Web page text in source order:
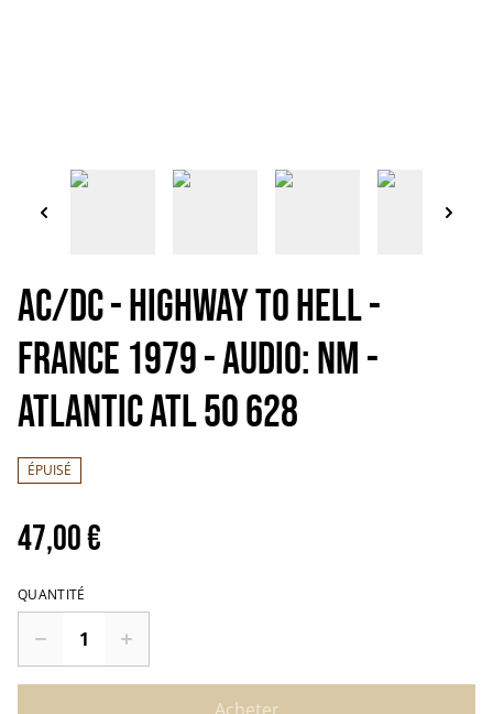
AC/DC - Highway to hell -
France 1979 - Audio: NM -
ATLANTIC ATL 50 628
ÉPUISÉ
47,00 €
QUANTITÉ